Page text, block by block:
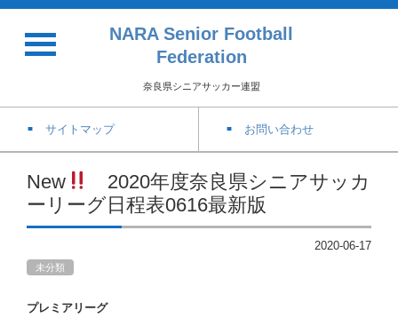
NARA Senior Football
Federation
奈良県シニアサッカー連盟
サイトマップ お問い合わせ
New
2020年度奈良県シニアサッカ
ーリーグ日程表0616最新版
2020-06-17
未分類
プレミアリーグ